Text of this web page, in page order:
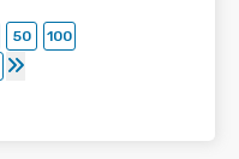
50
100